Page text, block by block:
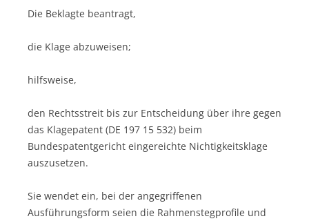
Die Beklagte beantragt,
die Klage abzuweisen;
hilfsweise,
den Rechtsstreit bis zur Entscheidung über ihre gegen
das Klagepatent (DE 197 15 532) beim
Bundespatentgericht eingereichte Nichtigkeitsklage
auszusetzen.
Sie wendet ein, bei der angegriffenen
Ausführungsform seien die Rahmenstegprofile und